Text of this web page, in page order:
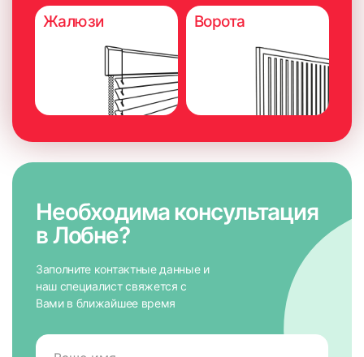
Жалюзи Ворота
Необходима консультация
в Лобне?
Заполните контактные данные и
наш специалист свяжется с
Вами в ближайшее время